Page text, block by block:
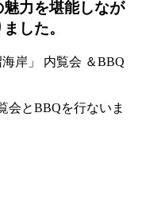
力を堪能しなが
した。
岸」 内覧会 ＆BBQ
会とBBQを行ないま